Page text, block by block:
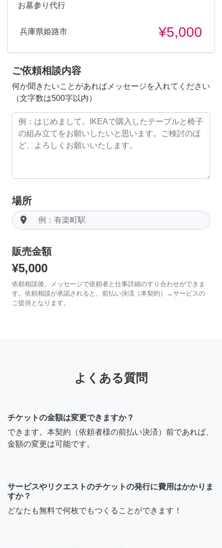
お墓参り代行
兵庫県姫路市 ¥5,000
ご依頼相談内容
何か聞きたいことがあればメッセージを入れてください
（文字数は500字以内）
場所
room
販売金額
¥5,000
依頼相談後、メッセージで依頼者と仕事詳細のすり合わせができま
す。依頼相談が承認されると、前払い決済（本契約）→サービスの
ご提供となります。
よくある質問
チケットの金額は変更できますか？
できます。本契約（依頼者様の前払い決済）前であれば、
金額の変更は可能です。
サービスやリクエストのチケットの発行に費用はかかりま
すか？
どなたも無料で何枚でもつくることができます！